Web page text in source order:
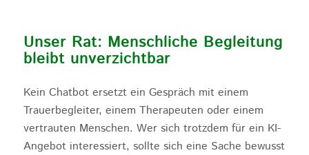
Unser Rat: Menschliche Begleitung
bleibt unverzichtbar
Kein Chatbot ersetzt ein Gespräch mit einem
Trauerbegleiter, einem Therapeuten oder einem
vertrauten Menschen. Wer sich trotzdem für ein KI-
Angebot interessiert, sollte sich eine Sache bewusst